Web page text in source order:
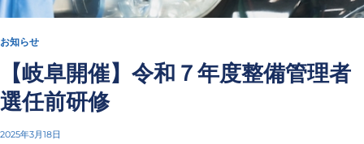
お知らせ
【岐阜開催】令和７年度整備管理者
選任前研修
2025年3月18日